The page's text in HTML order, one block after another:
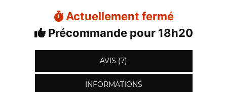
Actuellement fermé
Précommande pour 18h20
AVIS (7)
INFORMATIONS